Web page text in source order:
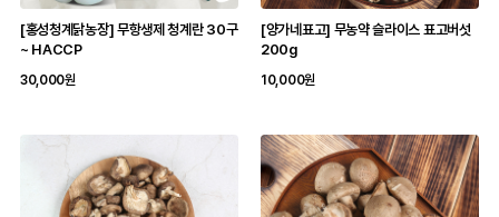
[홍성청계닭농장] 무항생제 청계란 30구
~ HACCP
30,000원
[양가네표고] 무농약 슬라이스 표고버섯
200g
10,000원